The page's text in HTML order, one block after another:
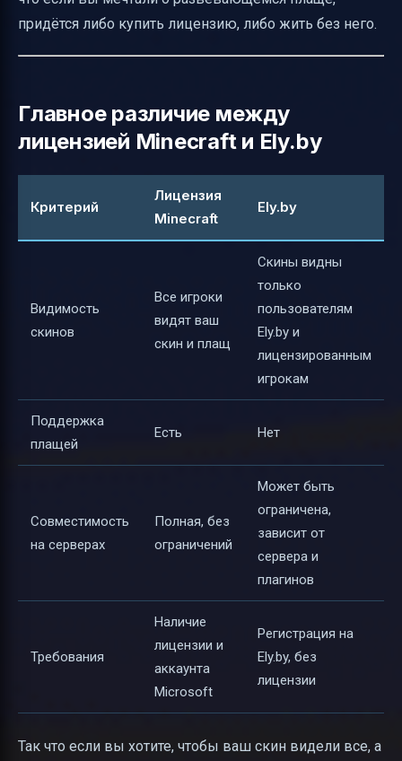
придётся либо купить лицензию, либо жить без него.
Главное различие между
лицензией Minecraft и Ely.by
Критерий
Лицензия
Minecraft
Ely.by
Видимость
скинов
Все игроки
видят ваш
скин и плащ
Скины видны
только
пользователям
Ely.by и
лицензированным
игрокам
Поддержка
плащей
Есть Нет
Совместимость
на серверах
Полная, без
ограничений
Может быть
ограничена,
зависит от
сервера и
плагинов
Требования
Наличие
лицензии и
аккаунта
Microsoft
Регистрация на
Ely.by, без
лицензии
Так что если вы хотите, чтобы ваш скин видели все, а